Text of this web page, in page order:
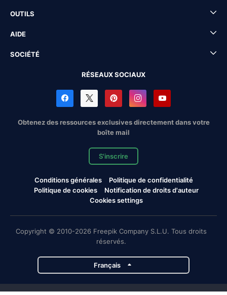
OUTILS
AIDE
SOCIÉTÉ
RÉSEAUX SOCIAUX
Obtenez des ressources exclusives directement dans votre
boîte mail
S'inscrire
Conditions générales
Politique de confidentialité
Politique de cookies
Notification de droits d'auteur
Cookies settings
Copyright © 2010-2026 Freepik Company S.L.U. Tous droits
réservés.
Français